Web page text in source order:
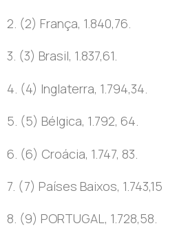
2. (2) França, 1.840,76.
3. (3) Brasil, 1.837,61.
4. (4) Inglaterra, 1.794,34.
5. (5) Bélgica, 1.792, 64.
6. (6) Croácia, 1.747, 83.
7. (7) Países Baixos, 1.743,15
8. (9) PORTUGAL, 1.728,58.